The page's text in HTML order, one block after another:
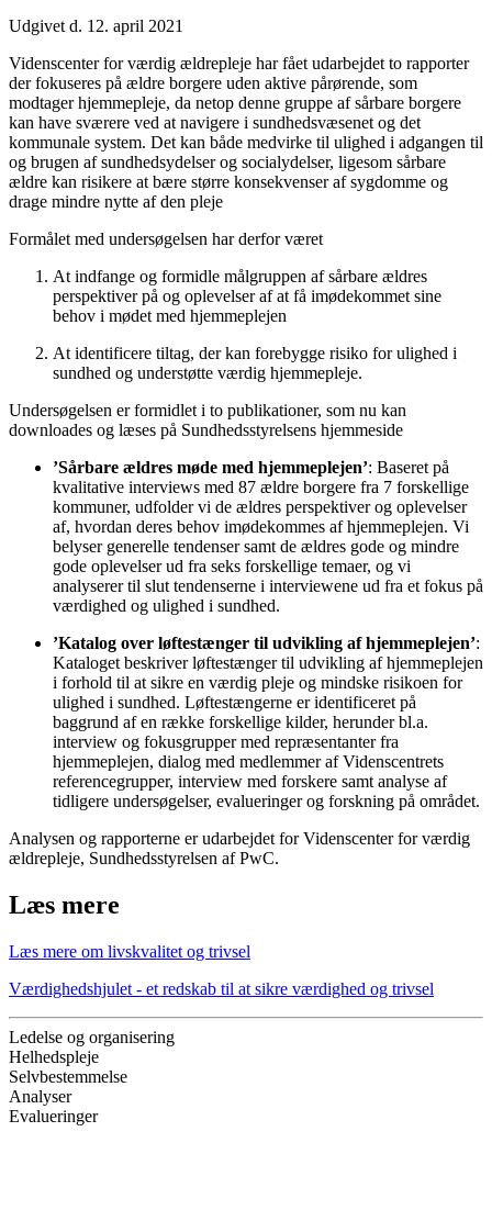
Udgivet d. 12. april 2021
Videnscenter for værdig ældrepleje har fået udarbejdet to rapporter
der fokuseres på ældre borgere uden aktive pårørende, som
modtager hjemmepleje, da netop denne gruppe af sårbare borgere
kan have sværere ved at navigere i sundhedsvæsenet og det
kommunale system. Det kan både medvirke til ulighed i adgangen til
og brugen af sundhedsydelser og socialydelser, ligesom sårbare
ældre kan risikere at bære større konsekvenser af sygdomme og
drage mindre nytte af den pleje
Formålet med undersøgelsen har derfor været
At indfange og formidle målgruppen af sårbare ældres
perspektiver på og oplevelser af at få imødekommet sine
behov i mødet med hjemmeplejen
At identificere tiltag, der kan forebygge risiko for ulighed i
sundhed og understøtte værdig hjemmepleje.
Undersøgelsen er formidlet i to publikationer, som nu kan
downloades og læses på Sundhedsstyrelsens hjemmeside
’Sårbare ældres møde med hjemmeplejen’: Baseret på
kvalitative interviews med 87 ældre borgere fra 7 forskellige
kommuner, udfolder vi de ældres perspektiver og oplevelser
af, hvordan deres behov imødekommes af hjemmeplejen. Vi
belyser generelle tendenser samt de ældres gode og mindre
gode oplevelser ud fra seks forskellige temaer, og vi
analyserer til slut tendenserne i interviewene ud fra et fokus på
værdighed og ulighed i sundhed.
’Katalog over løftestænger til udvikling af hjemmeplejen’:
Kataloget beskriver løftestænger til udvikling af hjemmeplejen
i forhold til at sikre en værdig pleje og mindske risikoen for
ulighed i sundhed. Løftestængerne er identificeret på
baggrund af en række forskellige kilder, herunder bl.a.
interview og fokusgrupper med repræsentanter fra
hjemmeplejen, dialog med medlemmer af Videnscentrets
referencegrupper, interview med forskere samt analyse af
tidligere undersøgelser, evalueringer og forskning på området.
Analysen og rapporterne er udarbejdet for Videnscenter for værdig
ældrepleje, Sundhedsstyrelsen af PwC.
Læs mere
Læs mere om livskvalitet og trivsel
Værdighedshjulet - et redskab til at sikre værdighed og trivsel
Ledelse og organisering
Helhedspleje
Selvbestemmelse
Analyser
Evalueringer